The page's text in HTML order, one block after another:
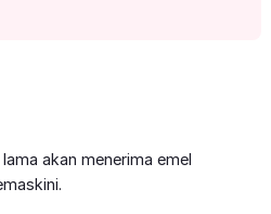
akan menerima emel